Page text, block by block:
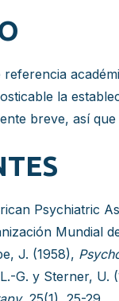
referencia
la
breve, así
Psychiatric
Mundial
J. (1958),
G. y Sterner, U.